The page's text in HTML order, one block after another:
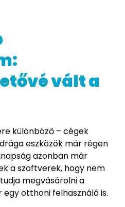
vált a
különböző – cégek
eszközök már régen
azonban már
a szoftverek, hogy nem
megvásárolni a
otthoni felhasználó is.